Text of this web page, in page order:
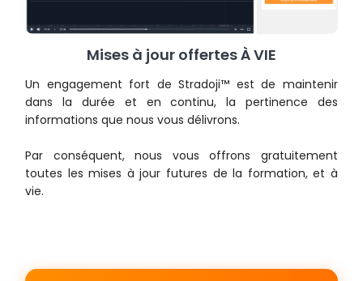
Mises à jour offertes À VIE
Un engagement fort de Stradoji™ est de maintenir
dans la durée et en continu, la pertinence des
informations que nous vous délivrons.
Par conséquent, nous vous offrons gratuitement
toutes les mises à jour futures de la formation, et à
vie.